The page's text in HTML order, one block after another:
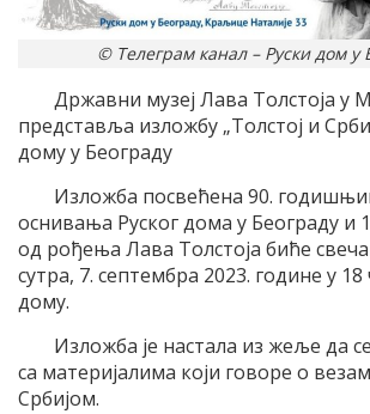
© Телеграм канал – Руски дом у
Државни музеј Лава Толстоја у
представља изложбу „Толстој и
дому у Београду
Изложба посвећена 90.
оснивања Руског дома у Београду
од рођења Лава Толстоја биће
сутра, 7. септембра 2023. године у
дому.
Изложба је настала из жеље да
са материјалима који говоре о
Србијом.